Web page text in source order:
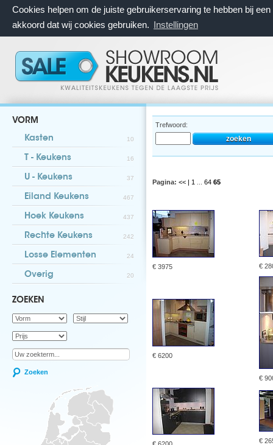
Cookies helpen om de juiste gebruikerservaring te hebben bij
akkoord dat wij cookies gebruiken. Instellingen
VORM
Kasten 10
T - Keukens 16
U - Keukens 37
Eiland Keukens 467
Hoek Keukens 437
Rechte Keukens 242
Losse Elementen 24
Overig 20
ZOEKEN
Zoeken
Trefwoord:
Pagina: << | 1 64 65
€ 3975 €
€ 6200
€
€